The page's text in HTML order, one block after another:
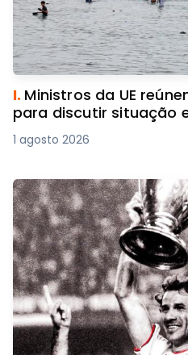
I. Ministros da UE
para discutir situação
1 agosto 2026